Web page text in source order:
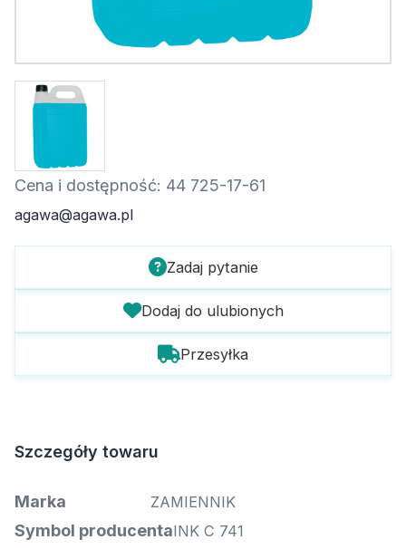
Cena i dostępność: 44 725-17-61
agawa@agawa.pl
Zadaj pytanie
Dodaj do ulubionych
Przesyłka
Szczegóły towaru
Marka ZAMIENNIK
Symbol producentaINK C 741